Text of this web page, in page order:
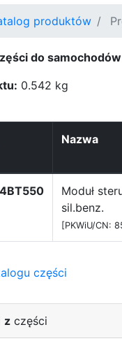
produktów
do
0.542 kg
Nazwa
Moduł
sil.benz.
[PKWiU/CN:
części
z części